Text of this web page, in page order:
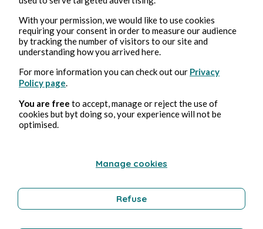
_ Kaya : “ … “
Ses pieds frappent le sol.
Elle se rue résolument vers Kaya mais une
sensation de vertige la saisit, la faisant
vaciller et douter de ses pas.
adversaire, Kaya lui plante un crochet
gauche dans le visage.
With your permission, we would like to use cookies
requiring your consent in order to measure our audience
by tracking the number of visitors to our site and
understanding how you arrived here.
For more information you can check out our Privacy
Policy page
You are free to accept, manage or reject the use of
cookies but byt doing so, your experience will not be
optimised.
Manage cookies
Refuse